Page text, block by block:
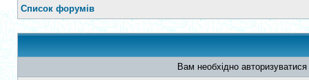
Список форумів
Вам необхідно